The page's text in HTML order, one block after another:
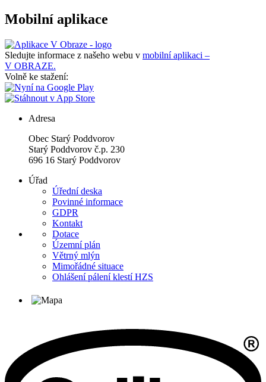
Mobilní aplikace
Sledujte informace z našeho webu v mobilní aplikaci –
V OBRAZE.
Volně ke stažení:
Adresa
Obec Starý Poddvorov
Starý Poddvorov č.p. 230
696 16 Starý Poddvorov
Úřad
Úřední deska
Povinné informace
GDPR
Kontakt
Dotace
Územní plán
Větrný mlýn
Mimořádné situace
Ohlášení pálení klestí HZS